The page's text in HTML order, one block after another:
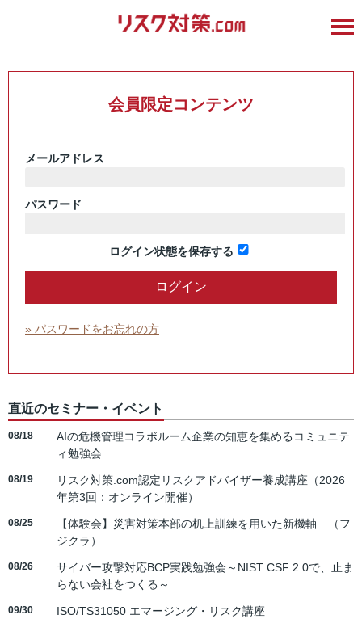
会員限定コンテンツ
メールアドレス
パスワード
ログイン状態を保存する
» パスワードをお忘れの方
直近のセミナー・イベント
08/18
AIの危機管理コラボルーム企業の知恵を集めるコミュニテ
ィ勉強会
08/19
リスク対策.com認定リスクアドバイザー養成講座（2026
年第3回：オンライン開催）
08/25
【体験会】災害対策本部の机上訓練を用いた新機軸 （フ
ジクラ）
08/26
サイバー攻撃対応BCP実践勉強会～NIST CSF 2.0で、止ま
らない会社をつくる～
09/30 ISO/TS31050 エマージング・リスク講座